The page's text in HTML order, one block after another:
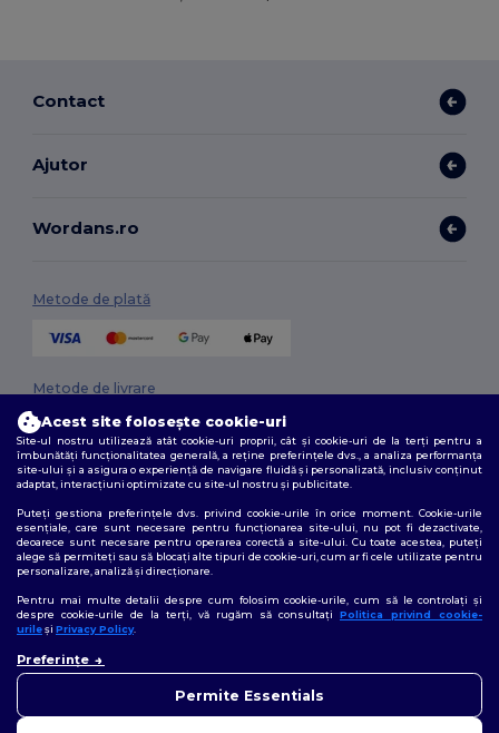
Contact
Ajutor
Wordans.ro
Metode de plată
Metode de livrare
2026. Toate drepturile rezervate
Termeni și condiții
urile|Sitemap
Urmărește-ne
Acest site folosește cookie-uri
Site-ul nostru utilizează atât cookie-uri proprii, cât și cookie-uri de la terți pentru a
îmbunătăți funcționalitatea generală, a reține preferințele dvs., a analiza performanța
site-ului și a asigura o experiență de navigare fluidă și personalizată, inclusiv conținut
adaptat, interacțiuni optimizate cu site-ul nostru și publicitate.
Puteți gestiona preferințele dvs. privind cookie-urile în orice moment. Cookie-urile
esențiale, care sunt necesare pentru funcționarea site-ului, nu pot fi dezactivate,
deoarece sunt necesare pentru operarea corectă a site-ului. Cu toate acestea, puteți
alege să permiteți sau să blocați alte tipuri de cookie-uri, cum ar fi cele utilizate pentru
personalizare, analiză și direcționare.
Pentru mai multe detalii despre cum folosim cookie-urile, cum să le controlați și
despre cookie-urile de la terți, vă rugăm să consultați Politica privind cookie-
urileși Privacy Policy.
Preferințe
Permite Essentials
în orice moment. Chatbot-ul